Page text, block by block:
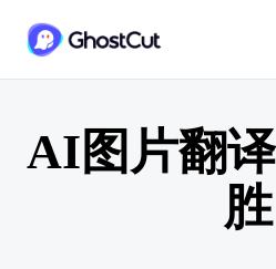
AI图片翻
胜